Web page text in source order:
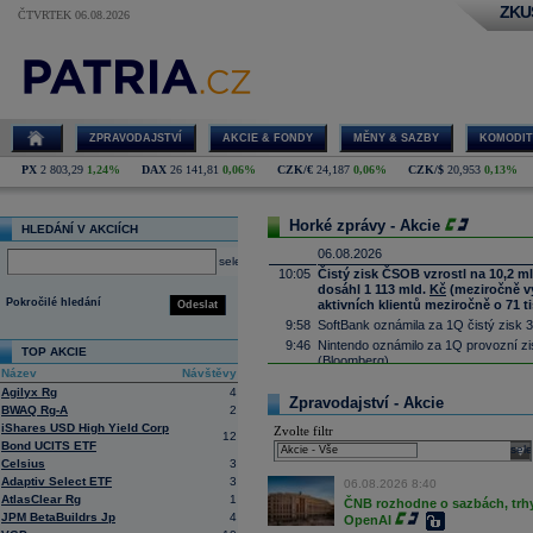
ČTVRTEK 06.08.2026
ZPRAVODAJSTVÍ AKCIE & FONDY MĚNY & SAZBY
PX 2 803,29 1,24% DAX 26 141,81 0,06% CZK/€ 24,187 0,06% CZK/$ 20,953 0,13%
HLEDÁNÍ V AKCIÍCH
select
Odeslat
Pokročilé hledání
TOP AKCIE
Název
Návštěvy
Agilyx Rg
4
BWAQ Rg-A
2
iShares USD High Yield Corp
Bond UCITS ETF
12
Celsius
3
Adaptiv Select ETF
3
AtlasClear Rg
1
JPM BetaBuildrs Jp
4
Horké zprávy - Akcie
06.08.2026
10:05 Čistý zisk ČSOB vzrostl na 10,2
dosáhl 1 113 mld. Kč (meziročně
aktivních klientů meziročně o 71
9:58 SoftBank oznámila za 1Q čistý zisk
9:46 Nintendo oznámilo za 1Q provozní
(Bloomberg)
(Bloomberg)
9:09 ČR:Průmyslová výrobav červnu
předchozímu poklesu o 1,0 %
8:53
Deutsche Telekom
navyšuje
8:41
Siemens navyšuje výhled a
(Bloomberg)
8:35 AI model od Mety během
Zpravodajství - Akcie
Zvolte filtr
06.08.2026 8:40
ČNB rozhodne o sazbách,
OpenAI